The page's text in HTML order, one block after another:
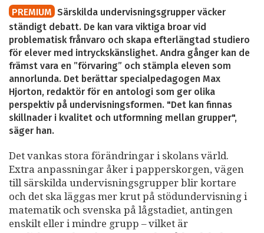
PREMIUM Särskilda undervisningsgrupper väcker
ständigt debatt. De kan vara viktiga broar vid
problematisk frånvaro och skapa efterlängtad studiero
för elever med intryckskänslighet. Andra gånger kan de
främst vara en ”förvaring” och stämpla eleven som
annorlunda. Det berättar specialpedagogen Max
Hjorton, redaktör för en antologi som ger olika
perspektiv på undervisningsformen. "Det kan finnas
skillnader i kvalitet och utformning mellan grupper",
säger han.
Det vankas stora förändringar i skolans värld.
Extra anpassningar åker i papperskorgen, vägen
till särskilda undervisningsgrupper blir kortare
och det ska läggas mer krut på stödundervisning i
matematik och svenska på lågstadiet, antingen
enskilt eller i mindre grupp – vilket är